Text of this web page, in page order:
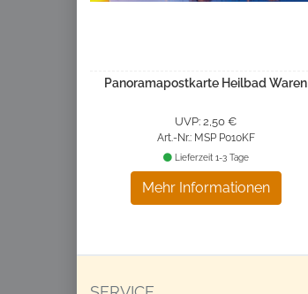
Panoramapostkarte Heilbad Waren
UVP: 2,50 €
Art.-Nr.: MSP P010KF
Mehr Informationen
Lieferzeit 1-3 Tage